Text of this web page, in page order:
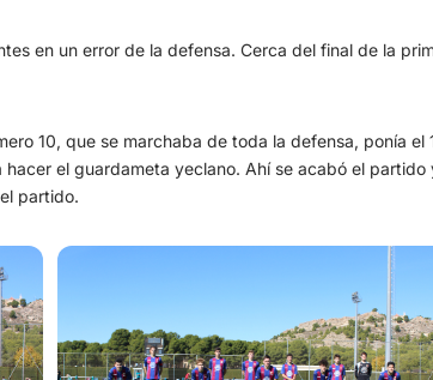
en un error de la defensa. Cerca del final de la
10, que se marchaba de toda la defensa, ponía el
el guardameta yeclano. Ahí se acabó el partido
partido.